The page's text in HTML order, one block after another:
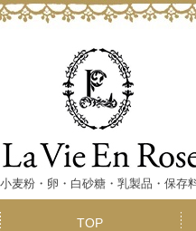
小麦粉・卵・白砂糖・乳製品・保存
TOP